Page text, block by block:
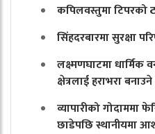
कपिलवस्तुमा टिपरको
सिंहदरबारमा सुरक्षा
लक्ष्मणघाटमा
क्षेत्रलाई हराभरा
व्यापारीको गोदाममा
छाडेपछि स्थानीयमा